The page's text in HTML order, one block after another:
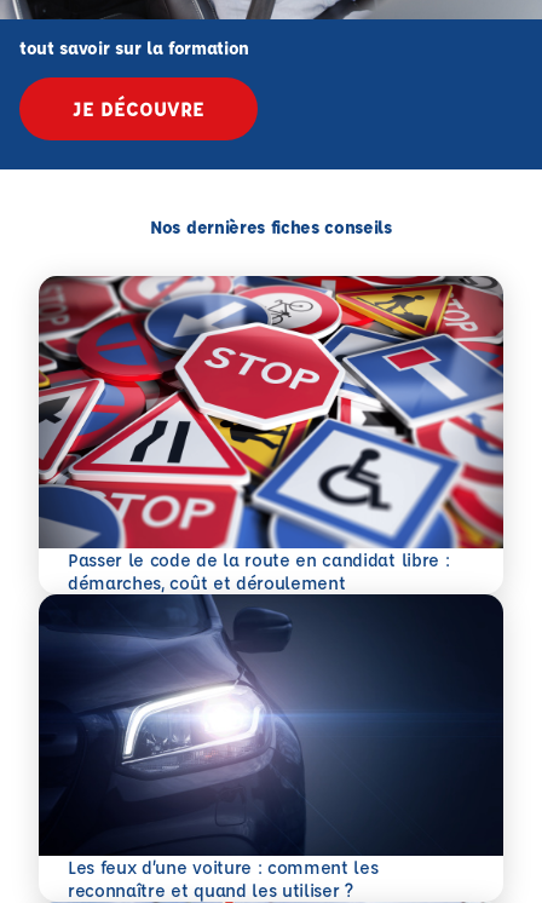
tout savoir sur la formation
JE DÉCOUVRE
Nos dernières fiches conseils
Passer le code de la route en candidat libre :
démarches, coût et déroulement
En savoir plus
Les feux d’une voiture : comment les
reconnaître et quand les utiliser ?
En savoir plus